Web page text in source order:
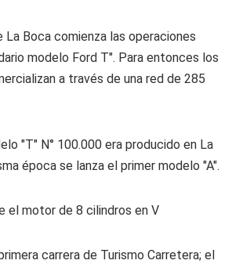
La Boca comienza las operaciones
modelo Ford T". Para entonces los
a través de una red de 285
"T" N° 100.000 era producido en La
época se lanza el primer modelo "A".
el motor de 8 cilindros en V
carrera de Turismo Carretera; el